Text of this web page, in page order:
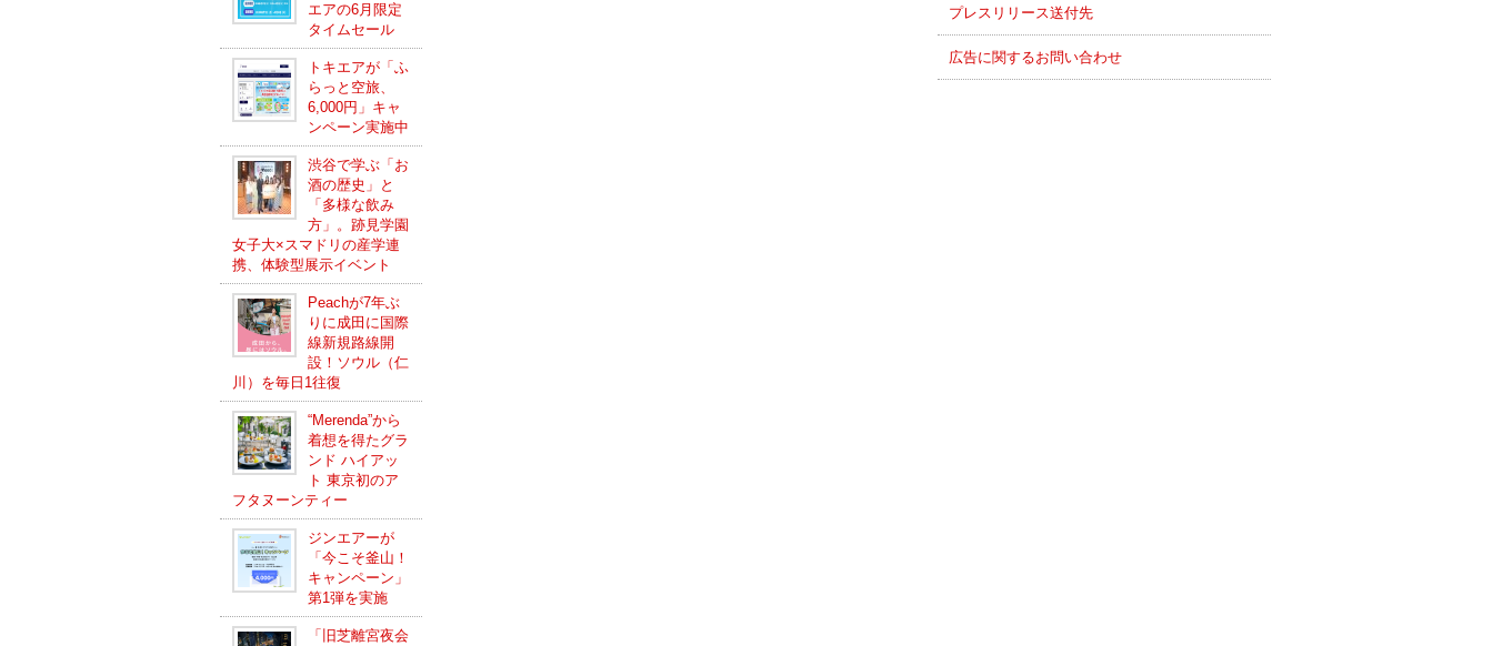
エアの6月限定
タイムセール
トキエアが「ふ
らっと空旅、
6,000円」キャ
ンペーン実施中
渋谷で学ぶ「お
酒の歴史」と
「多様な飲み
方」。跡見学園
女子大×スマドリの産学連
携、体験型展示イベント
Peachが7年ぶ
りに成田に国際
線新規路線開
設！ソウル（仁
川）を毎日1往復
“Merenda”から
着想を得たグラ
ンド ハイアッ
ト 東京初のア
フタヌーンティー
ジンエアーが
「今こそ釜山！
キャンペーン」
第1弾を実施
「旧芝離宮夜会
プレスリリース送付先
広告に関するお問い合わせ